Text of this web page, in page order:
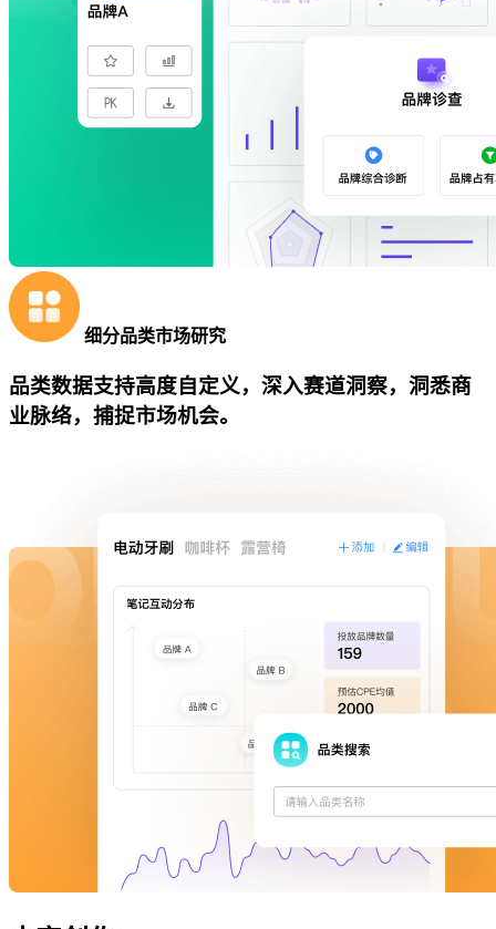
细分品类市场研究
品类数据支持高度自定义，深入赛道洞察，洞悉商
业脉络，捕捉市场机会。